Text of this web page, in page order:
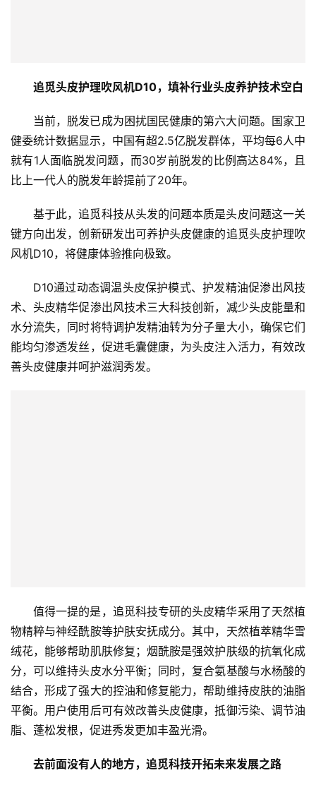
追觅头皮护理吹风机D10，填补行业头皮养护技术空白
当前，脱发已成为困扰国民健康的第六大问题。国家卫
健委统计数据显示，中国有超2.5亿脱发群体，平均每6人中
就有1人面临脱发问题，而30岁前脱发的比例高达84%，且
比上一代人的脱发年龄提前了20年。
基于此，追觅科技从头发的问题本质是头皮问题这一关
键方向出发，创新研发出可养护头皮健康的追觅头皮护理吹
风机D10，将健康体验推向极致。
D10通过动态调温头皮保护模式、护发精油促渗出风技
术、头皮精华促渗出风技术三大科技创新，减少头皮能量和
水分流失，同时将特调护发精油转为分子量大小，确保它们
能均匀渗透发丝，促进毛囊健康，为头皮注入活力，有效改
善头皮健康并呵护滋润秀发。
值得一提的是，追觅科技专研的头皮精华采用了天然植
物精粹与神经酰胺等护肤安抚成分。其中，天然植萃精华雪
绒花，能够帮助肌肤修复；烟酰胺是强效护肤级的抗氧化成
分，可以维持头皮水分平衡；同时，复合氨基酸与水杨酸的
结合，形成了强大的控油和修复能力，帮助维持皮肤的油脂
平衡。用户使用后可有效改善头皮健康，抵御污染、调节油
脂、蓬松发根，促进秀发更加丰盈光滑。
去前面没有人的地方，追觅科技开拓未来发展之路